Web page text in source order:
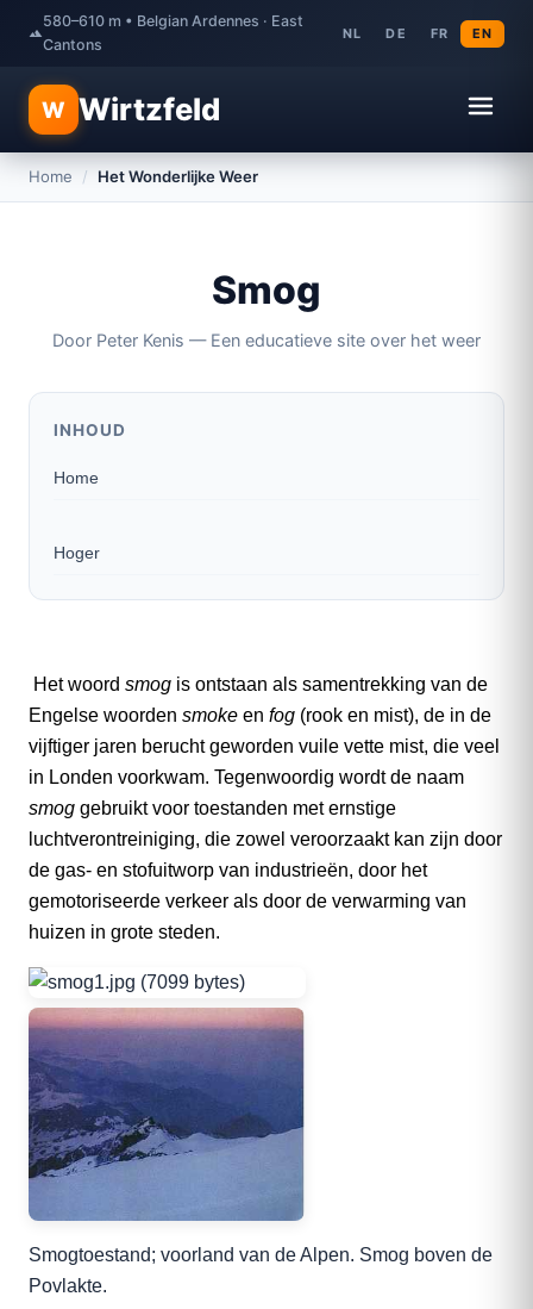
580–610 m • Belgian Ardennes · East
Cantons
NL DE FR EN
W Wirtzfeld
Home / Het Wonderlijke Weer
Smog
Door Peter Kenis — Een educatieve site over het weer
INHOUD
Home
Hoger
Het woord smog is ontstaan als samentrekking van de
Engelse woorden smoke en fog (rook en mist), de in de
vijftiger jaren berucht geworden vuile vette mist, die veel
in Londen voorkwam. Tegenwoordig wordt de naam
smog gebruikt voor toestanden met ernstige
luchtverontreiniging, die zowel veroorzaakt kan zijn door
de gas- en stofuitworp van industrieën, door het
gemotoriseerde verkeer als door de verwarming van
huizen in grote steden.
Smogtoestand; voorland van de Alpen. Smog boven de
Povlakte.